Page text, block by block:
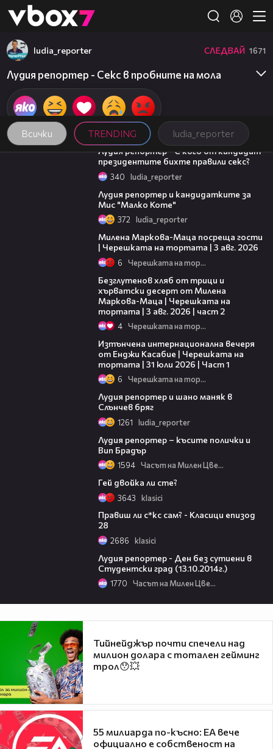
👾
Всички TRENDING ludia_reporter
ludia_reporter СЛЕДВАЙ 1671
Лудия репортер - Секс в пробните на мола
08:42
Лудия репортер - С кого от кандидат-
президентите бихте правили секс?
340 ludia_reporter
Лудия репортер и кандидатките за
Мис "Малко Коте"
372 ludia_reporter
Милена Маркова-Маца посреща гости
| Черешката на тортата | 3 авг. 2026
6 Черешката на тортата
Безглутенов хляб от трици и
хърватски десерт от Милена
Маркова-Маца | Черешката на
тортата | 3 авг. 2026 | част 2
4 Черешката на тортата
Изтънчена интернационална вечеря
от Енджи Касабие | Черешката на
тортата | 31 юли 2026 | Част 1
6 Черешката на тортата
Лудия репортер и шано маняк в
Слънчев бряг
1261 ludia_reporter
Лудия репортер – късите полички и
Вип Брадър
1594 Часът на Милен Цветков
Гей двойка ли сте?
3643 klasici
Правиш ли с*кс сам? - Класици епизод
28
2686 klasici
Лудия репортер - Ден без сутиени в
Студентски град (13.10.2014г.)
1770 Часът на Милен Цветков
Тийнейджър почти спечели над
милион долара с тотален гейминг
трол😯💥
55 милиарда по-късно: EA вече
официално е собственост на